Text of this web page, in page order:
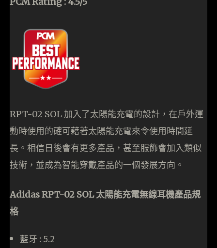
RPT-02 SOL 加入了太陽能充電的設計，在戶外運
動時使用的確可藉著太陽能充電來令使用時間延
長。相信日後會有更多產品，甚至服飾會加入類似
技術，並成為智能穿戴產品的一個發展方向。
Adidas RPT-02 SOL 太陽能充電無線耳機產品規
格
藍牙 : 5.2